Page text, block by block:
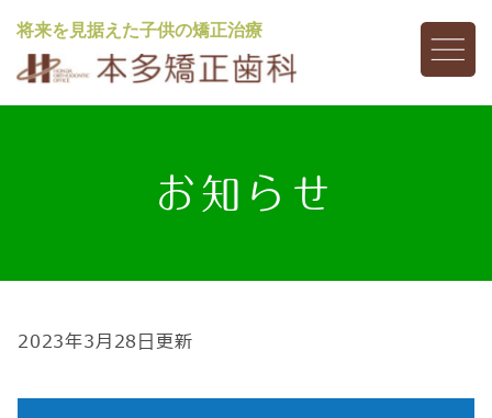
将来を見据えた子供の矯正治療
お知らせ
2023年3月28日更新